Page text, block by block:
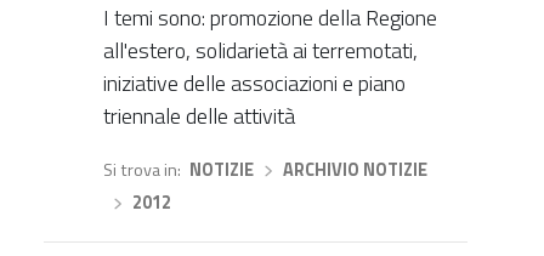
I temi sono: promozione della Regione
all'estero, solidarietà ai terremotati,
iniziative delle associazioni e piano
triennale delle attività
Si trova in NOTIZIE›
ARCHIVIO NOTIZIE
2012